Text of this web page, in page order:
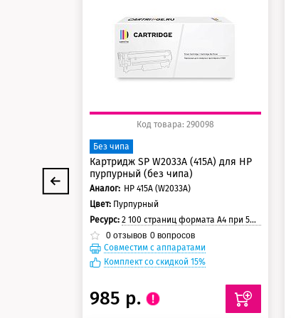
125 баллов
150 баллов
Код товара: 290098
Без чипа
Картридж SP W2033A (415A) для HP
пурпурный (без чипа)
Аналог: HP 415A (W2033A)
Цвет: Пурпурный
Ресурс:2 100 страниц формата А4 при 5% заполнении страницы
0 отзывов 0 вопросов
Совместим с аппаратами
Комплект со скидкой 15%
985 р.